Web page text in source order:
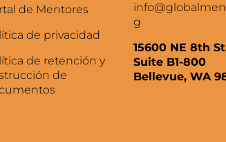
de Mentores
de privacidad
de retención y
de
g
15600 NE 8th
Suite B1-800
Bellevue, WA